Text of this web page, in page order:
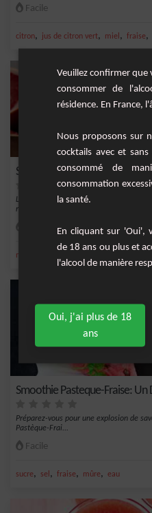
Facile
citron, jus de citron vert, miel , fraise,
Smoothie Pamplemousse et
Laissez-vous transporter par les saveurs
rafraîchissant et o...
menthe fraîche
Smoothie Pasteque-Fraise: Un
Préparez-vous pour une explosion de
Pastèque-Frai...
Facile
sucre, sel , fraise, mûre, eau
Veuillez confirmer que
consommer de
résidence. En France,
Nous proposons sur
cocktails avec et
consommé de
consommation
la santé.
En cliquant sur 'Oui',
de 18 ans ou plus et
l'alcool de manière
Oui, j'ai plus de 18
ans